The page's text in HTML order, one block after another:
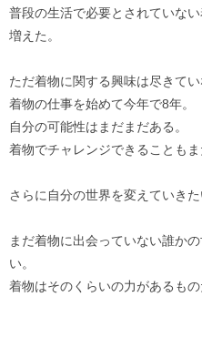
普段の生活で必要とされていな
増えた。
ただ着物に関する興味は尽きてい
着物の仕事を始めて今年で8年。
自分の可能性はまだまだある。
着物でチャレンジできることもま
さらに自分の世界を変えていきた
まだ着物に出会っていない誰か
い。
着物はそのくらいの力があるもの